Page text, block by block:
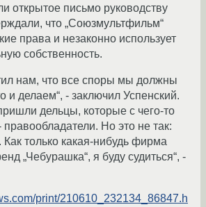
открытое письмо руководству
что „Союзмультфильм“
права и незаконно использует
собственность.
нам, что все споры мы должны
и делаем“, - заключил Успенский.
дельцы, которые с чего-то
Но это не так:
только какая-нибудь фирма
„Чебурашка“, я буду судиться“, -
print/210610_232134_86847.h